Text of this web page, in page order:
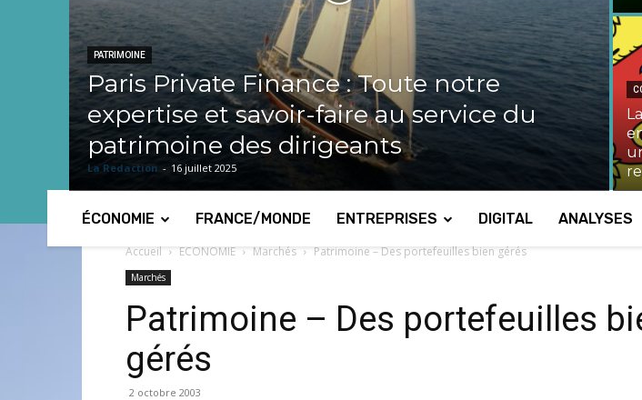
PATRIMOINE
Paris Private Finance : Toute notre
expertise et savoir-faire au service du
patrimoine des dirigeants
La Redaction - 16 juillet 2025
ÉCONOMIE FRANCE/MONDE ENTREPRISES DIGITAL ANALYSES
Accueil ECONOMIE Marchés Patrimoine – Des portefeuilles bien gérés
Marchés
Patrimoine – Des portefeuilles
gérés
2 octobre 2003